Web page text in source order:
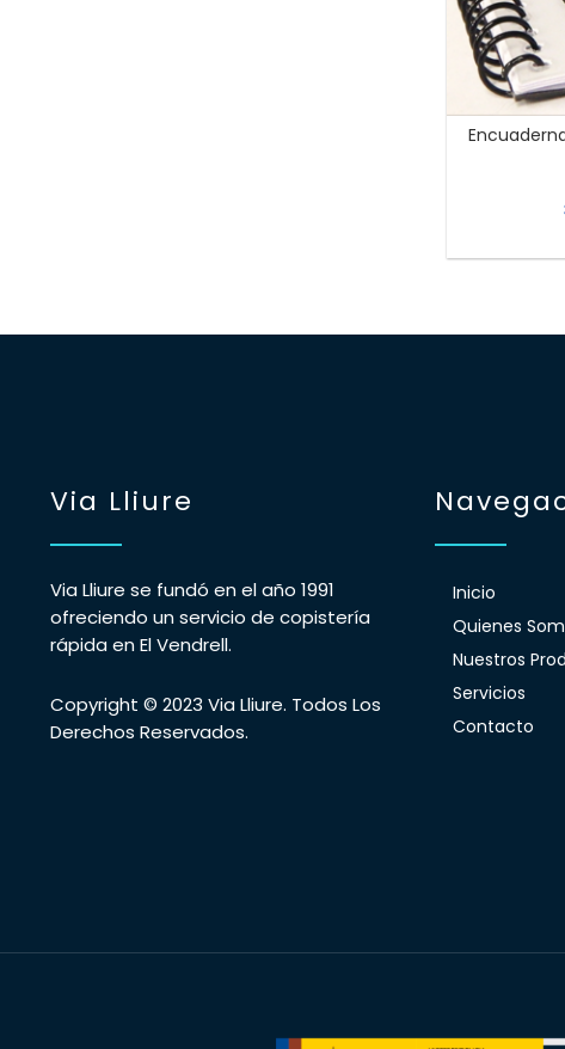
Via Lliure
Via Lliure se fundó en el año 1991
ofreciendo un servicio de copistería
rápida en El Vendrell.
Copyright © 2023 Via Lliure. Todos Los
Derechos Reservados.
Inicio
Quienes
Nuestros
Servicios
Contacto